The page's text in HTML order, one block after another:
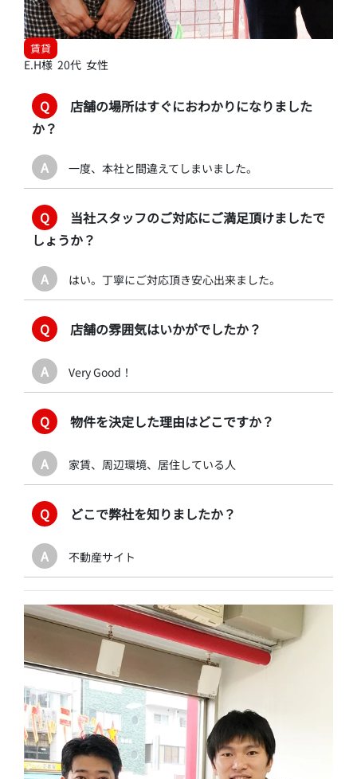
賃貸
E.H様 20代 女性
Q
店舗の場所はすぐにおわかりになりました
か？
A 一度、本社と間違えてしまいました。
Q
当社スタッフのご対応にご満足頂けましたで
しょうか？
A はい。丁寧にご対応頂き安心出来ました。
Q 店舗の雰囲気はいかがでしたか？
A Very Good！
Q 物件を決定した理由はどこですか？
A 家賃、周辺環境、居住している人
Q どこで弊社を知りましたか？
A 不動産サイト